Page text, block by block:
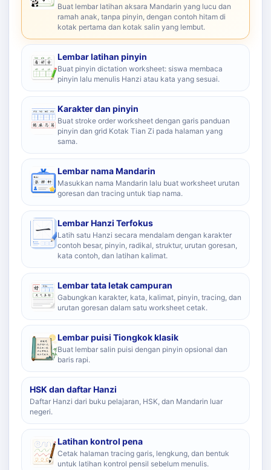
Buat lembar latihan aksara Mandarin yang lucu dan
ramah anak, tanpa pinyin, dengan contoh hitam di
kotak pertama dan kotak salin yang lembut.
Lembar latihan pinyin
Buat pinyin dictation worksheet: siswa membaca
pinyin lalu menulis Hanzi atau kata yang sesuai.
Karakter dan pinyin
Buat stroke order worksheet dengan garis panduan
pinyin dan grid Kotak Tian Zi pada halaman yang
sama.
Lembar nama Mandarin
Masukkan nama Mandarin lalu buat worksheet urutan
goresan dan tracing untuk tiap nama.
Lembar Hanzi Terfokus
Latih satu Hanzi secara mendalam dengan karakter
contoh besar, pinyin, radikal, struktur, urutan goresan,
kata contoh, dan latihan kalimat.
Lembar tata letak campuran
Gabungkan karakter, kata, kalimat, pinyin, tracing, dan
urutan goresan dalam satu worksheet cetak.
Lembar puisi Tiongkok klasik
Buat lembar salin puisi dengan pinyin opsional dan
baris rapi.
HSK dan daftar Hanzi
Daftar Hanzi dari buku pelajaran, HSK, dan Mandarin luar
negeri.
Latihan kontrol pena
Cetak halaman tracing garis, lengkung, dan bentuk
untuk latihan kontrol pensil sebelum menulis.